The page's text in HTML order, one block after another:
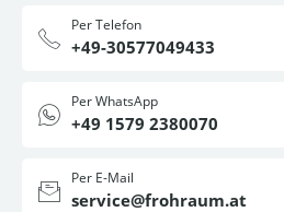
Per Telefon
+49-30577049433
Per WhatsApp
+49 1579 2380070
Per E-Mail
service@frohraum.at